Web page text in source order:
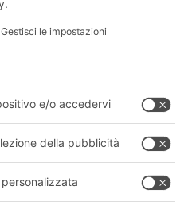
e servizi
Seguici